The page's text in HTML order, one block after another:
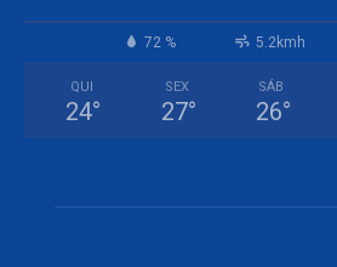
72 % 5.2kmh
QUI
24°
SEX
27°
SÁB
26°